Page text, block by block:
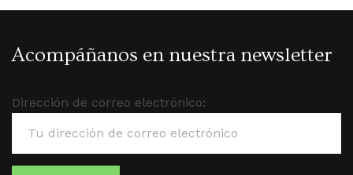
Acompáñanos en nuestra newsletter
Dirección de correo electrónico: